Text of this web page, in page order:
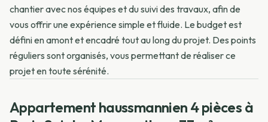
chantier avec nos équipes et du suivi des travaux, afin de
vous offrir une expérience simple et fluide. Le budget est
défini en amont et encadré tout au long du projet. Des points
réguliers sont organisés, vous permettant de réaliser ce
projet en toute sérénité.
Appartement haussmannien 4 pièces à